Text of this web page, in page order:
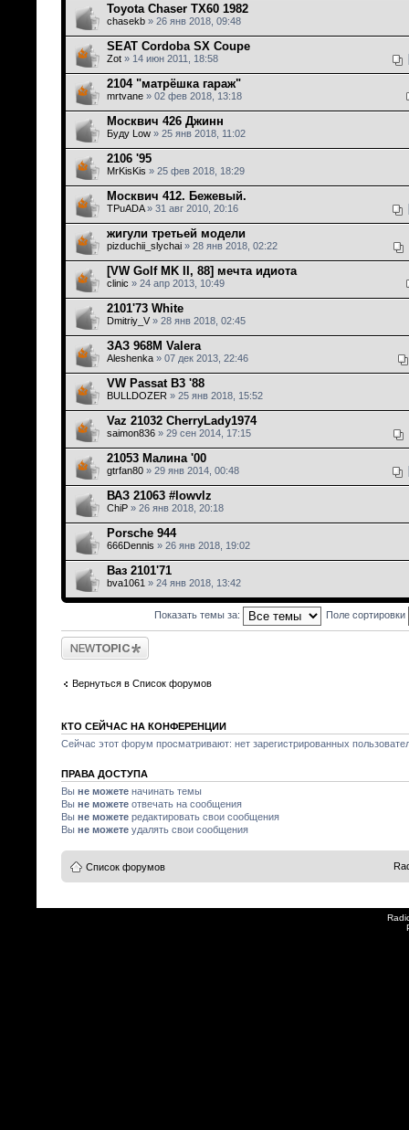
Toyota Chaser TX60 1982
chasekb » 26 янв 2018, 09:48
SEAT Cordoba SX Coupe
Zot » 14 июн 2011, 18:58
2104 "матрёшка гараж"
mrtvane » 02 фев 2018, 13:18
Москвич 426 Джинн
Буду Low » 25 янв 2018, 11:02
2106 '95
MrKisKis » 25 фев 2018, 18:29
Москвич 412. Бежевый.
TPuADA» 31 авг 2010, 20:16
жигули третьей модели
pizduchii_slychai » 28 янв 2018, 02:22
[VW Golf MK II, 88] мечта идиота
clinic » 24 апр 2013, 10:49
2101'73 White
Dmitriy_V » 28 янв 2018, 02:45
ЗАЗ 968М Valera
Aleshenka » 07 дек 2013, 22:46
VW Passat B3 '88
BULLDOZER » 25 янв 2018, 15:52
Vaz 21032 СherryLady1974
saimon836 » 29 сен 2014, 17:15
21053 Малина '00
gtrfan80 » 29 янв 2014, 00:48
ВАЗ 21063 #lowvlz
ChiP » 26 янв 2018, 20:18
Porsche 944
666Dennis » 26 янв 2018, 19:02
Ваз 2101'71
bva1061 » 24 янв 2018, 13:42
Показать темы за: Поле сортировки
Новая тема
Вернуться в Список форумов
КТО СЕЙЧАС НА КОНФЕРЕНЦИИ
Сейчас этот форум просматривают: нет зарегистрированных
ПРАВА ДОСТУПА
Вы не можете начинать темы
Вы не можете отвечать на сообщения
Вы не можете редактировать свои сообщения
Вы не можете удалять свои сообщения
Список форумов